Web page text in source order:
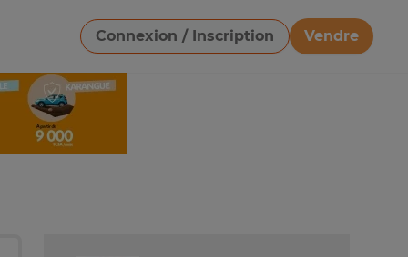
Connexion / Inscription
Vendre
Télécharger une image